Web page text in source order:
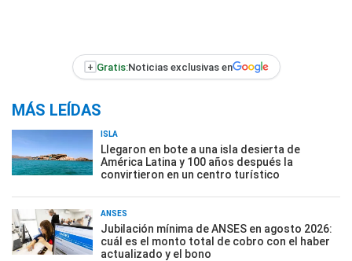
+ Gratis:Noticias exclusivas en
MÁS LEÍDAS
ISLA
Llegaron en bote a una isla desierta de
América Latina y 100 años después la
convirtieron en un centro turístico
ANSES
Jubilación mínima de ANSES en agosto 2026:
cuál es el monto total de cobro con el haber
actualizado y el bono